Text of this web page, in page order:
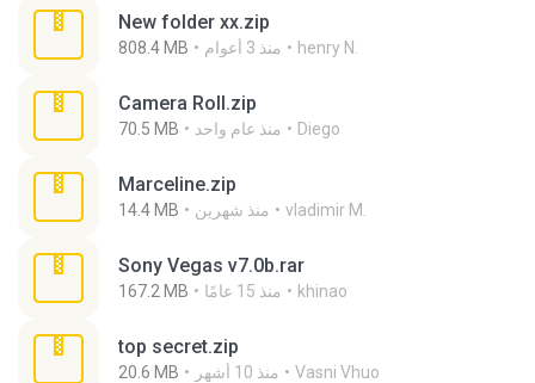
New folder xx.zip
808.4 MB منذ 3 أعوام henry N.
Camera Roll.zip
70.5 MB منذ عام واحد Diego
Marceline.zip
14.4 MB منذ شهرين vladimir M.
Sony Vegas v7.0b.rar
167.2 MB منذ 15 عامًا khinao
top secret.zip
20.6 MB منذ 10 أشهر Vasni Vhuo